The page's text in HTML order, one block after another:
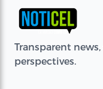
Transparent
perspectives.